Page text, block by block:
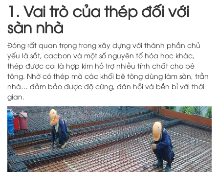
1. Vai trò của thép đối với
sàn nhà
Đóng rất quan trọng trong xây dựng với thành phần chủ
yếu là sắt, cacbon và một số nguyên tố hóa học khác,
thép được coi là hợp kim hỗ trợ nhiều tính chất cho bê
tông. Nhờ có thép mà các khối bê tông dùng làm sàn, trần
nhà… đảm bảo được độ cứng, đàn hồi và bền bỉ với thời
gian.